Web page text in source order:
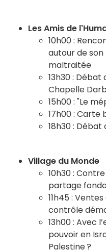
Les Amis de
10h00 :
autour de
maltraitée
13h30 :
Chapelle
15h00 : "Le
17h00 : Carte
18h30 : Débat
Village du Monde
10h30 :
partage
11h45 :
contrôle
13h00 : Avec
pouvoir en
Palestine ?